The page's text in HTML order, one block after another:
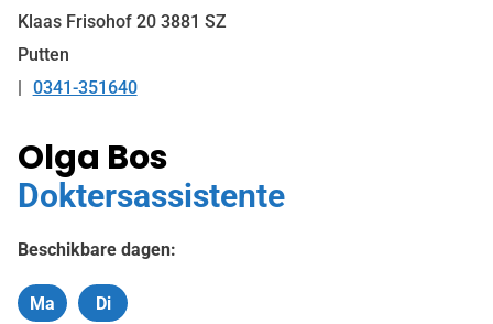
Klaas Frisohof 20 3881 SZ
Putten
Tel:
0341-351640
Olga Bos
Doktersassistente
Beschikbare dagen:
Maandag
Ma Dinsdag
Di